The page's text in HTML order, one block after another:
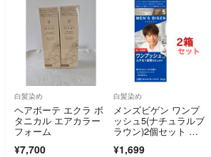
白髪染め
ヘアボーテ エクラ ボ
タニカル エアカラー
フォーム
¥7,700
白髪染め
メンズビゲン ワンプ
ッシュ5(ナチュラルブ
ラウン)2個セット 限
¥1,699